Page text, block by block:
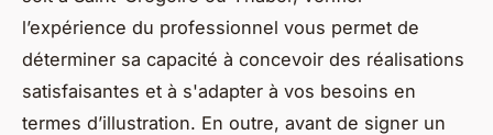
l’expérience du professionnel vous permet de
déterminer sa capacité à concevoir des réalisations
satisfaisantes et à s'adapter à vos besoins en
termes d’illustration. En outre, avant de signer un